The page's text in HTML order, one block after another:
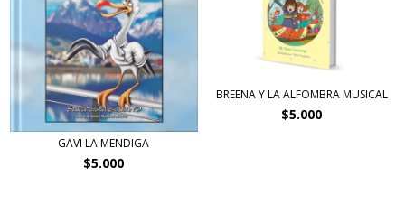
GAVI LA MENDIGA
$5.000
BREENA Y LA ALFOMBRA MUSICAL
$5.000